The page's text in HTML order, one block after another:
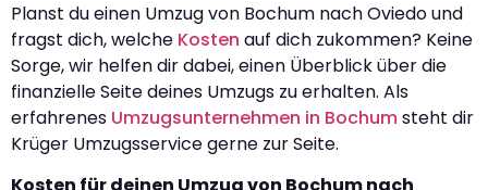
Planst du einen Umzug von Bochum nach Oviedo und
fragst dich, welche Kosten auf dich zukommen? Keine
Sorge, wir helfen dir dabei, einen Überblick über die
finanzielle Seite deines Umzugs zu erhalten. Als
erfahrenes Umzugsunternehmen in Bochumsteht dir
Krüger Umzugsservice gerne zur Seite.